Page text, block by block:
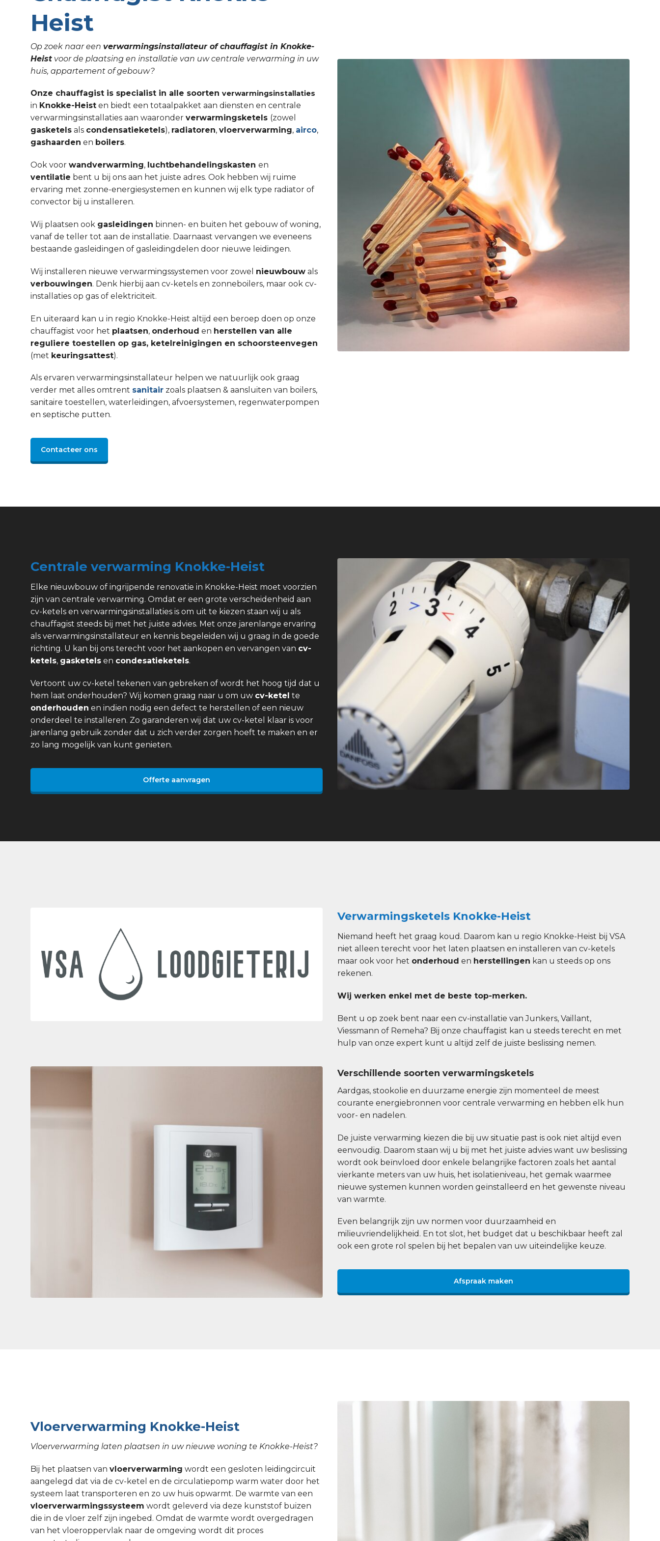
Heist
Op zoek naar een verwarmingsinstallateur of chauffagist in Knokke-
Heist voor de plaatsing en installatie van uw centrale verwarming in uw
huis, appartement of gebouw?
Onze chauffagist is specialist in alle soorten verwarmingsinstallaties
in Knokke-Heist en biedt een totaalpakket aan diensten en centrale
verwarmingsinstallaties aan waaronder verwarmingsketels (zowel
gasketels als condensatieketels), radiatoren, vloerverwarming, airco,
gashaarden en boilers.
Ook voor wandverwarming, luchtbehandelingskasten en
ventilatie bent u bij ons aan het juiste adres. Ook hebben wij ruime
ervaring met zonne-energiesystemen en kunnen wij elk type radiator of
convector bij u installeren.
Wij plaatsen ook gasleidingen binnen- en buiten het gebouw of woning,
vanaf de teller tot aan de installatie. Daarnaast vervangen we eveneens
bestaande gasleidingen of gasleidingdelen door nieuwe leidingen.
Wij installeren nieuwe verwarmingssystemen voor zowel nieuwbouw als
verbouwingen. Denk hierbij aan cv-ketels en zonneboilers, maar ook cv-
installaties op gas of elektriciteit.
En uiteraard kan u in regio Knokke-Heist altijd een beroep doen op onze
chauffagist voor het plaatsen, onderhoud en herstellen van alle
reguliere toestellen op gas, ketelreinigingen en schoorsteenvegen
(met keuringsattest).
Als ervaren verwarmingsinstallateur helpen we natuurlijk ook graag
verder met alles omtrent sanitair zoals plaatsen & aansluiten van boilers,
sanitaire toestellen, waterleidingen, afvoersystemen, regenwaterpompen
en septische putten.
Contacteer ons
Centrale verwarming Knokke-Heist
Elke nieuwbouw of ingrijpende renovatie in Knokke-Heist moet voorzien
zijn van centrale verwarming. Omdat er een grote verscheidenheid aan
cv-ketels en verwarmingsinstallaties is om uit te kiezen staan wij u als
chauffagist steeds bij met het juiste advies. Met onze jarenlange ervaring
als verwarmingsinstallateur en kennis begeleiden wij u graag in de goede
richting. U kan bij ons terecht voor het aankopen en vervangen van cv-
ketels, gasketels en condesatieketels.
Vertoont uw cv-ketel tekenen van gebreken of wordt het hoog tijd dat u
hem laat onderhouden? Wij komen graag naar u om uw cv-ketel te
onderhouden en indien nodig een defect te herstellen of een nieuw
onderdeel te installeren. Zo garanderen wij dat uw cv-ketel klaar is voor
jarenlang gebruik zonder dat u zich verder zorgen hoeft te maken en er
zo lang mogelijk van kunt genieten.
Offerte aanvragen
Verwarmingsketels Knokke-Heist
Niemand heeft het graag koud. Daarom kan u regio Knokke-Heist bij VSA
niet alleen terecht voor het laten plaatsen en installeren van cv-ketels
maar ook voor het onderhoud en herstellingen kan u steeds op ons
rekenen.
Wij werken enkel met de beste top-merken.
Bent u op zoek bent naar een cv-installatie van Junkers, Vaillant,
Viessmann of Remeha? Bij onze chauffagist kan u steeds terecht en met
hulp van onze expert kunt u altijd zelf de juiste beslissing nemen.
Verschillende soorten verwarmingsketels
Aardgas, stookolie en duurzame energie zijn momenteel de meest
courante energiebronnen voor centrale verwarming en hebben elk hun
voor- en nadelen.
De juiste verwarming kiezen die bij uw situatie past is ook niet altijd even
eenvoudig. Daarom staan wij u bij met het juiste advies want uw beslissing
wordt ook beïnvloed door enkele belangrijke factoren zoals het aantal
vierkante meters van uw huis, het isolatieniveau, het gemak waarmee
nieuwe systemen kunnen worden geïnstalleerd en het gewenste niveau
van warmte.
Even belangrijk zijn uw normen voor duurzaamheid en
milieuvriendelijkheid. En tot slot, het budget dat u beschikbaar heeft zal
ook een grote rol spelen bij het bepalen van uw uiteindelijke keuze.
Afspraak maken
Vloerverwarming Knokke-Heist
Vloerverwarming laten plaatsen in uw nieuwe woning te Knokke-Heist?
Bij het plaatsen van vloerverwarming wordt een gesloten leidingcircuit
aangelegd dat via de cv-ketel en de circulatiepomp warm water door het
systeem laat transporteren en zo uw huis opwarmt. De warmte van een
vloerverwarmingssysteem wordt geleverd via deze kunststof buizen
die in de vloer zelf zijn ingebed. Omdat de warmte wordt overgedragen
van het vloeroppervlak naar de omgeving wordt dit proces